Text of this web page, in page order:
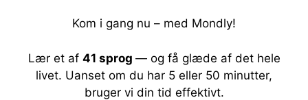
Kom i gang nu – med Mondly!
Lær et af 41 sprog — og få glæde af det hele
livet. Uanset om du har 5 eller 50 minutter,
bruger vi din tid effektivt.